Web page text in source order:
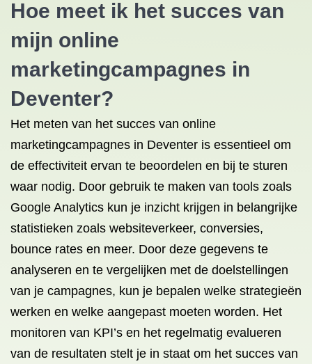
Hoe meet ik het succes van
mijn online
marketingcampagnes in
Deventer?
Het meten van het succes van online
marketingcampagnes in Deventer is essentieel om
de effectiviteit ervan te beoordelen en bij te sturen
waar nodig. Door gebruik te maken van tools zoals
Google Analytics kun je inzicht krijgen in belangrijke
statistieken zoals websiteverkeer, conversies,
bounce rates en meer. Door deze gegevens te
analyseren en te vergelijken met de doelstellingen
van je campagnes, kun je bepalen welke strategieën
werken en welke aangepast moeten worden. Het
monitoren van KPI’s en het regelmatig evalueren
van de resultaten stelt je in staat om het succes van